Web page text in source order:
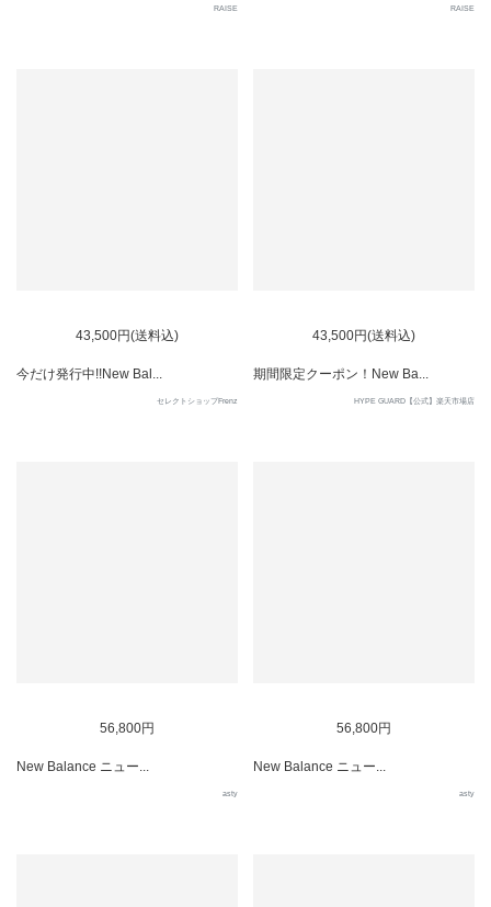
RAISE RAISE
43,500円(送料込)
今だけ発行中!!New Bal...
セレクトショップFrenz
43,500円(送料込)
期間限定クーポン！New Ba...
HYPE GUARD【公式】楽天市場店
56,800円
New Balance ニュー...
asty
56,800円
New Balance ニュー...
asty